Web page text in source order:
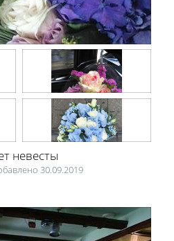
невесты
30.09.2019